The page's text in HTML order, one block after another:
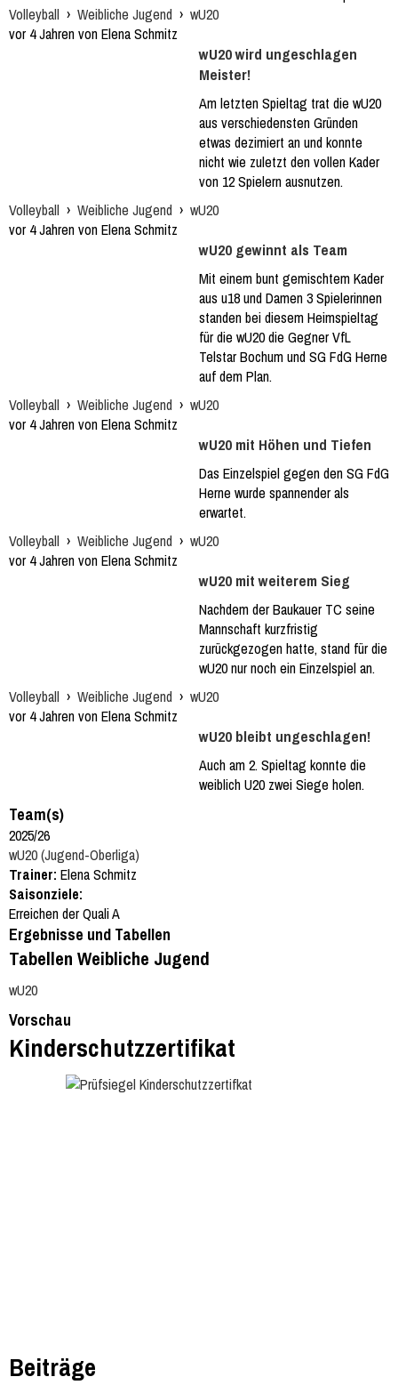
Volleyball › Weibliche Jugend › wU20
vor 4 Jahren von Elena Schmitz
wU20 wird ungeschlagen
Meister!
Am letzten Spieltag trat die wU20
aus verschiedensten Gründen
etwas dezimiert an und konnte
nicht wie zuletzt den vollen Kader
von 12 Spielern ausnutzen.
Volleyball › Weibliche Jugend › wU20
vor 4 Jahren von Elena Schmitz
wU20 gewinnt als Team
Mit einem bunt gemischtem Kader
aus u18 und Damen 3 Spielerinnen
standen bei diesem Heimspieltag
für die wU20 die Gegner VfL
Telstar Bochum und SG FdG Herne
auf dem Plan.
Volleyball › Weibliche Jugend › wU20
vor 4 Jahren von Elena Schmitz
wU20 mit Höhen und Tiefen
Das Einzelspiel gegen den SG FdG
Herne wurde spannender als
erwartet.
Volleyball › Weibliche Jugend › wU20
vor 4 Jahren von Elena Schmitz
wU20 mit weiterem Sieg
Nachdem der Baukauer TC seine
Mannschaft kurzfristig
zurückgezogen hatte, stand für die
wU20 nur noch ein Einzelspiel an.
Volleyball › Weibliche Jugend › wU20
vor 4 Jahren von Elena Schmitz
wU20 bleibt ungeschlagen!
Auch am 2. Spieltag konnte die
weiblich U20 zwei Siege holen.
Team(s)
2025/26
wU20 (Jugend-Oberliga)
Trainer: Elena Schmitz
Saisonziele:
Erreichen der Quali A
Ergebnisse und Tabellen
Tabellen Weibliche Jugend
wU20
Vorschau
Kinderschutzzertifikat
Beiträge